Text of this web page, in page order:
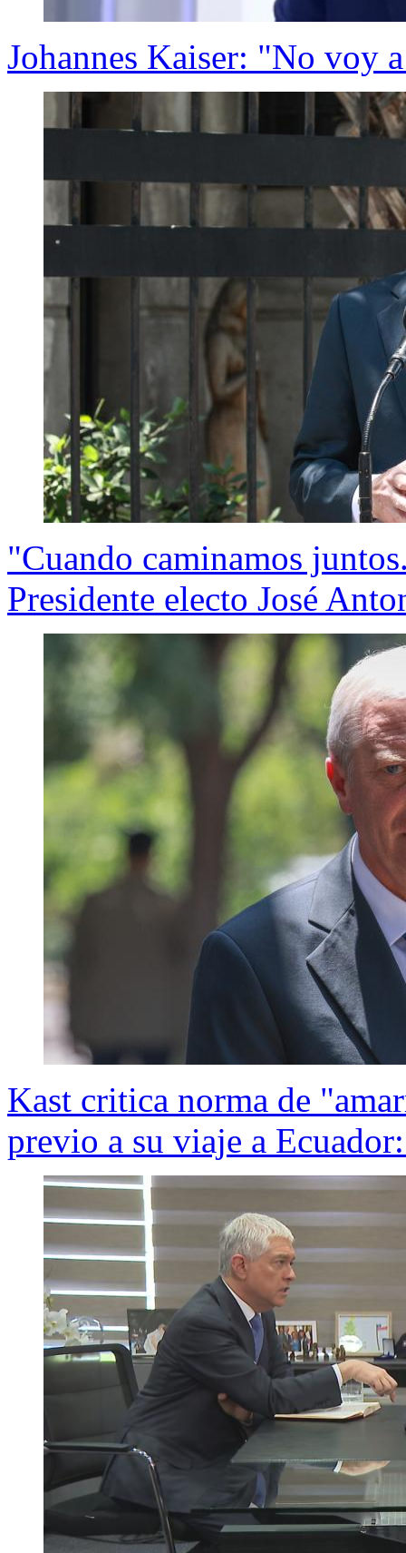
Johannes Kaiser: "No voy
"Cuando caminamos
Presidente electo José
Kast critica norma de
previo a su viaje a